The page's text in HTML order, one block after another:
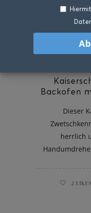
Backofen
Dieser
herrlich
2 LIKES